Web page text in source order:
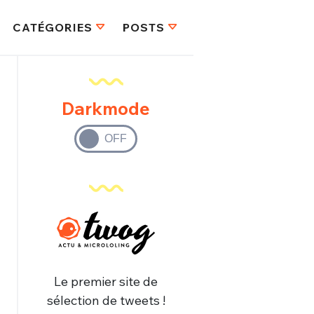
CATÉGORIES POSTS
Darkmode
Le premier site de
sélection de tweets !